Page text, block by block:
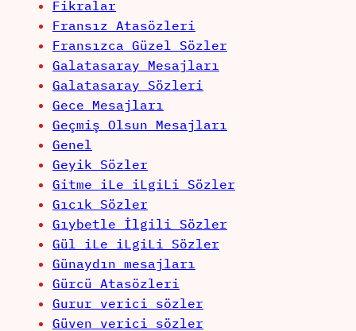
Fikralar
Fransız Atasözleri
Fransızca Güzel Sözler
Galatasaray Mesajları
Galatasaray Sözleri
Gece Mesajları
Geçmiş Olsun Mesajları
Genel
Geyik Sözler
Gitme iLe iLgiLi Sözler
Gıcık Sözler
Gıybetle İlgili Sözler
Gül iLe iLgiLi Sözler
Günaydın mesajları
Gürcü Atasözleri
Gurur verici sözler
Güven verici sözler